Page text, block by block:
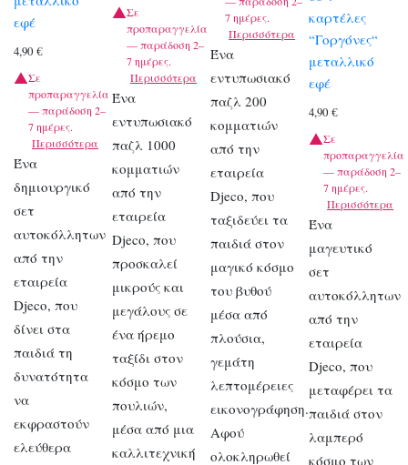
εφέ
4,90 €
Σε
προπαραγγελία
— παράδοση 2–
7 ημέρες.
Περισσότερα
Ένα
δημιουργικό
σετ
αυτοκόλλητων
από την
εταιρεία
Djeco, που
δίνει στα
παιδιά τη
δυνατότητα
να
εκφραστούν
ελεύθερα
Σε
προπαραγγελία
— παράδοση 2–
7 ημέρες.
Περισσότερα
Ένα
εντυπωσιακό
παζλ 1000
κομματιών
από την
εταιρεία
Djeco, που
προσκαλεί
μικρούς και
μεγάλους σε
ένα ήρεμο
ταξίδι στον
κόσμο των
πουλιών,
μέσα από μια
καλλιτεχνική
7 ημέρες.
Περισσότερα
Ένα
εντυπωσιακό
παζλ 200
κομματιών
από την
εταιρεία
Djeco, που
ταξιδεύει τα
παιδιά στον
μαγικό κόσμο
του βυθού
μέσα από
πλούσια,
γεμάτη
λεπτομέρειες
εικονογράφηση.
Αφού
ολοκληρωθεί
καρτέλες
“Γοργόνες“
μεταλλικό
εφέ
4,90€
Σε
προπαραγγελία
— παράδοση 2–
7 ημέρες.
Περισσότερα
Ένα
μαγευτικό
σετ
αυτοκόλλητων
από την
εταιρεία
Djeco, που
μεταφέρει τα
παιδιά στον
λαμπερό
κόσμο των